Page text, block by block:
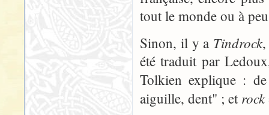
tout le monde ou à
Sinon, il y a Tindrock
été traduit par
Tolkien explique :
aiguille, dent" ; et rock